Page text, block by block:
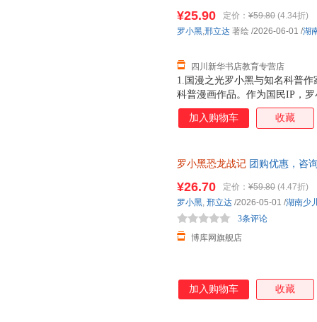
1.国漫之光罗小黑与知名科普
科普漫画作品。作为国民IP，
动画于2011年开始播放，B站
3.15亿票房，同名漫画书2015
得主，中国古生物学会科普工
20种恐龙的100+知识，兼具专
进恐龙世界，与这些史前巨兽
黑与恐龙猎人邢达达对话的方
¥25.90 定价： ¥59.80 (4.34折)
四川新华书店教育专营店
罗小黑,邢立达 著绘 /2026-06-01 /湖
加入购物车 收藏
罗小黑恐龙战记 团购优惠，咨
¥26.70 定价： ¥59.80 (4.47折)
博库网旗舰店
3条评论
罗小黑, 邢立达 /2026-05-01 /湖南少
加入购物车 收藏